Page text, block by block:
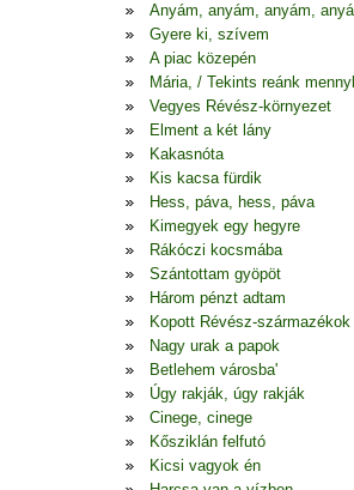
Anyám, anyám, anyám,
Gyere ki, szívem
A piac közepén
Mária, / Tekints reánk
Vegyes Révész-környezet
Elment a két lány
Kakasnóta
Kis kacsa fürdik
Hess, páva, hess, páva
Kimegyek egy hegyre
Rákóczi kocsmába
Szántottam gyöpöt
Három pénzt adtam
Kopott Révész-származékok
Nagy urak a papok
Betlehem városba'
Úgy rakják, úgy rakják
Cinege, cinege
Kősziklán felfutó
Kicsi vagyok én